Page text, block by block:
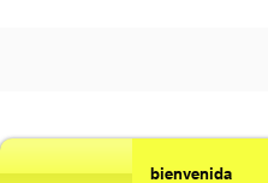
bienvenida